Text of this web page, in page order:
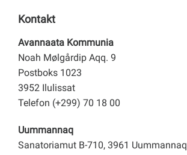
Kontakt
Avannaata Kommunia
Noah Mølgårdip Aqq. 9
Postboks 1023
3952 Ilulissat
Telefon (+299) 70 18 00
Uummannaq
Sanatoriamut B-710, 3961 Uummannaq